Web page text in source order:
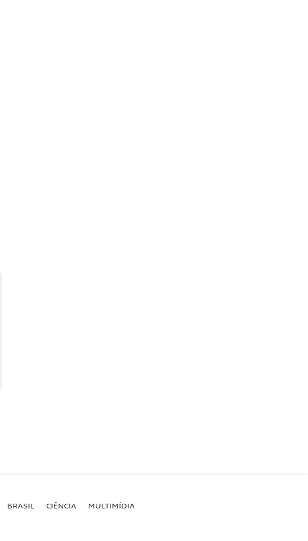
BRASIL CIÊNCIA MULTIMÍDIA